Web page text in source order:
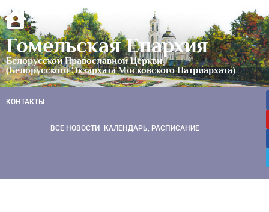
Гомельская Епархия
Белорусской Православной Церкви
(Белорусского Экзархата Московского Патриархата)
КОНТАКТЫ
ВСЕ НОВОСТИ КАЛЕНДАРЬ, РАСПИСАНИЕ